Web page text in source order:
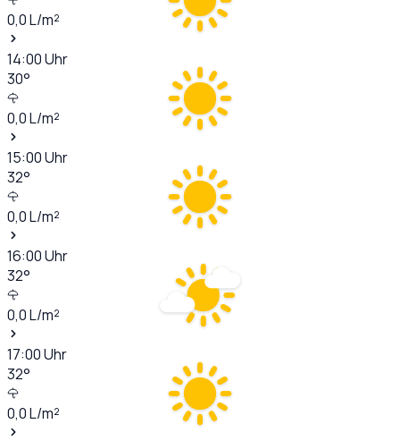
0,0L/m²
14:00Uhr
30°
0,0L/m²
15:00Uhr
32°
0,0L/m²
16:00Uhr
32°
0,0L/m²
17:00Uhr
32°
0,0L/m²